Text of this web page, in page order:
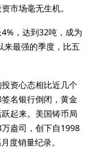
市场毫无生机。
，达到32吨，成为
来最强的季度，比五
资心态相比近几个
名银行倒闭，黄金
起来。美国铸币局
盎司，创下自1998
度销量纪录。